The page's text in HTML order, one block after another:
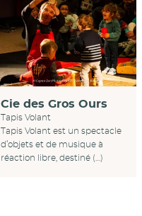
Cie des Gros Ours
Tapis Volant
Tapis Volant est un spectacle
d’objets et de musique à
réaction libre, destiné (…)